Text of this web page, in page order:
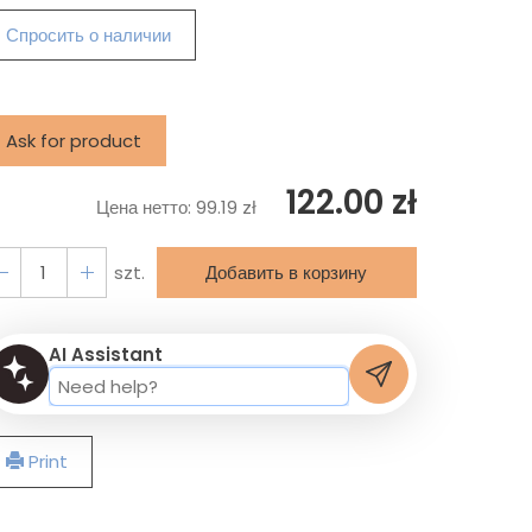
Спросить о наличии
Ask for product
Цена нетто: 99.19 zł 122.00 zł
szt. Добавить в корзину
AI Assistant
Print